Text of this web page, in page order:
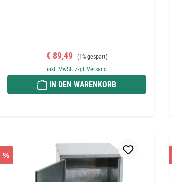
Verkaufspreis:
€ 89,49 Regulärer Preis:
(1% gespart)
inkl. MwSt. zzgl. Versand
IN DEN WARENKORB
%